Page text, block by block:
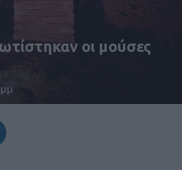
οι μούσες